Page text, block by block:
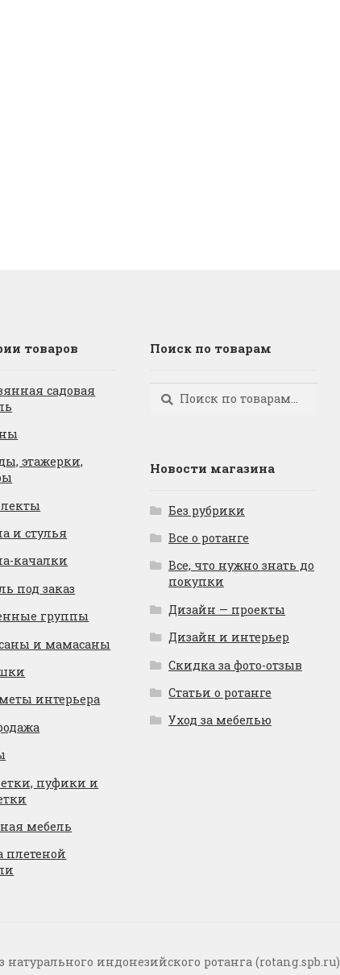
товаров
садовая
этажерки,
и стулья
качалки
под заказ
группы
и мамасаны
интерьера
пуфики и
мебель
плетеной
Поиск по товарам
Искать:
Поиск
Новости магазина
Без рубрики
Все о ротанге
Все, что нужно знать до
покупки
Дизайн — проекты
Дизайн и интерьер
Скидка за фото-отзыв
Статьи о ротанге
Уход за мебелью
натурального индонезийского ротанга (rotang.spb.ru)